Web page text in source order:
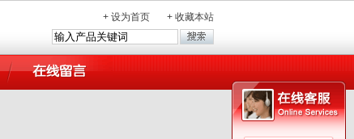
+ 设为首页 + 收藏本站